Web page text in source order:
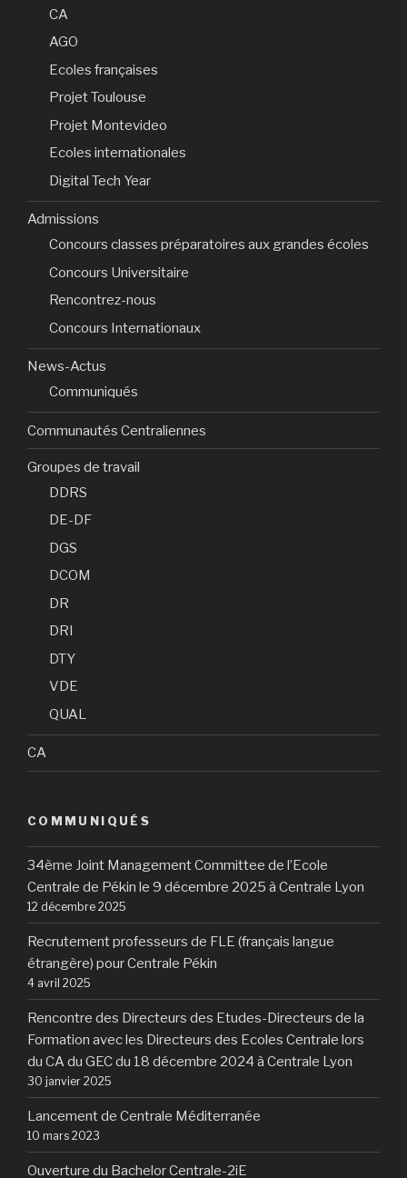
CA
AGO
Ecoles françaises
Projet Toulouse
Projet Montevideo
Ecoles internationales
Digital Tech Year
Admissions
Concours classes préparatoires aux grandes écoles
Concours Universitaire
Rencontrez-nous
Concours Internationaux
News-Actus
Communiqués
Communautés Centraliennes
Groupes de travail
DDRS
DE-DF
DGS
DCOM
DR
DRI
DTY
VDE
QUAL
CA
COMMUNIQUÉS
34ème Joint Management Committee de l’Ecole
Centrale de Pékin le 9 décembre 2025 à Centrale Lyon
12 décembre 2025
Recrutement professeurs de FLE (français langue
étrangère) pour Centrale Pékin
4 avril 2025
Rencontre des Directeurs des Etudes-Directeurs de la
Formation avec les Directeurs des Ecoles Centrale lors
du CA du GEC du 18 décembre 2024 à Centrale Lyon
30 janvier 2025
Lancement de Centrale Méditerranée
10 mars 2023
Ouverture du Bachelor Centrale-2iE